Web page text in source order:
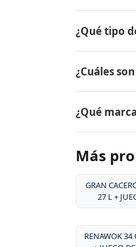
18/10, dos
aluminio
alimentos.
¿Qué tipo
tipo de
y es
¿Cuáles
liberan
grasa,
¿Qué
desde 1941,
patentado,
la
Más
GRAN
27 L +
RENAWOK 34